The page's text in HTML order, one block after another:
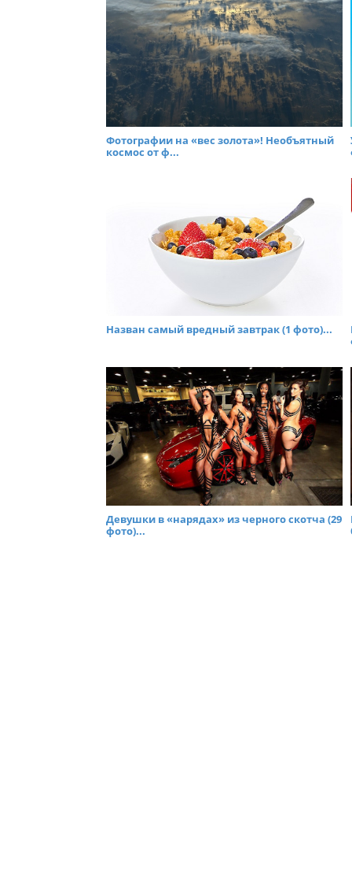
Фотографии на «вес золота»! Необъятный
космос от ф...
Назван самый вредный завтрак (1 фото)...
Девушки в «нарядах» из черного скотча (29
фото)...